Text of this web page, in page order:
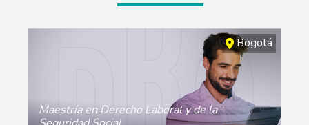
Bogotá
Maestría en Derecho Laboral y de la